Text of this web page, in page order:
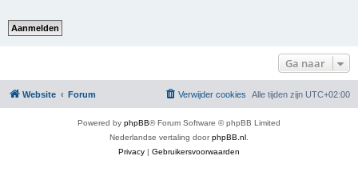
Ga naar
Website Forum Alle tijden zijn UTC+02:00
Verwijder cookies
Powered by phpBB® Forum Software © phpBB Limited
Nederlandse vertaling doorphpBB.nl
Privacy | Gebruikersvoorwaarden